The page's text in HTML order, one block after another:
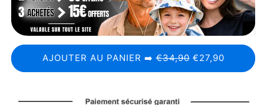
AJOUTER AU PANIER ➡️€34,90 €27,90